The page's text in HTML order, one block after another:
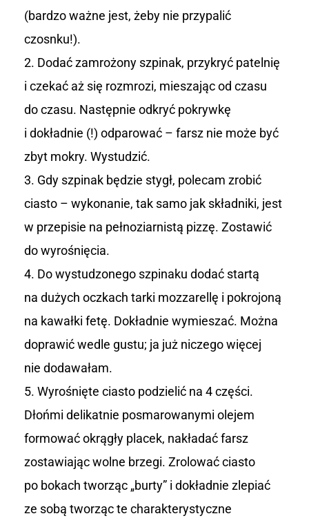
(bardzo ważne jest, żeby nie przypalić
czosnku!).
Dodać zamrożony szpinak, przykryć patelnię
i czekać aż się rozmrozi, mieszając od czasu
do czasu. Następnie odkryć pokrywkę
i dokładnie (!) odparować – farsz nie może być
zbyt mokry. Wystudzić.
Gdy szpinak będzie stygł, polecam zrobić
ciasto – wykonanie, tak samo jak składniki, jest
w przepisie na pełnoziarnistą pizzę. Zostawić
do wyrośnięcia.
Do wystudzonego szpinaku dodać startą
na dużych oczkach tarki mozzarellę i pokrojoną
na kawałki fetę. Dokładnie wymieszać. Można
doprawić wedle gustu; ja już niczego więcej
nie dodawałam.
Wyrośnięte ciasto podzielić na 4 części.
Dłońmi delikatnie posmarowanymi olejem
formować okrągły placek, nakładać farsz
zostawiając wolne brzegi. Zrolować ciasto
po bokach tworząc „burty” i dokładnie zlepiać
ze sobą tworząc te charakterystyczne